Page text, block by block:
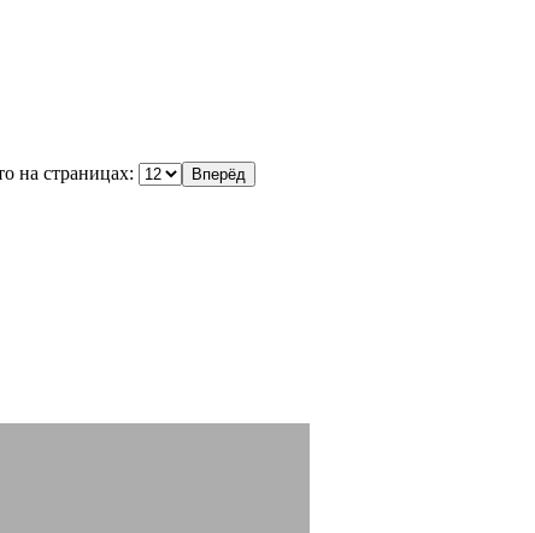
на страницах: